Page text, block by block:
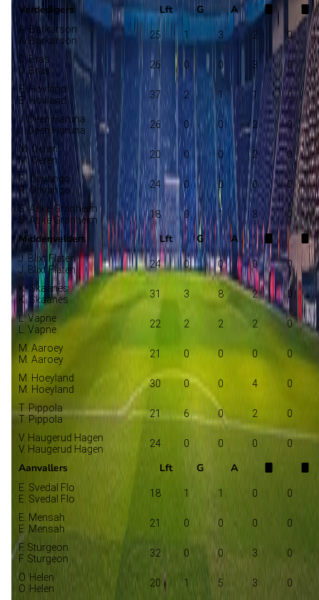
Verdedigers Lft G A
A. Barkarson
A. Barkarson
25 1 3 2 0
D. Bras
D. Bras
26 0 0 3 0
E. Hovland
E. Hovland
37 2 1 1 0
J. Deen Haruna
J. Deen Haruna
26 0 0 2 0
M. Oeren
M. Oeren
20 0 0 2 0
R. Onyango
R. Onyango
24 0 0 0 0
S. Aske Granheim
S. Aske Granheim
18 0 1 3 0
Middenvelders Lft G A
J. Blixt Flaten
J. Blixt Flaten
24 0 0 0 0
K. Skaanes
K. Skaanes
31 3 8 2 0
L. Vapne
L. Vapne
22 2 2 2 0
M. Aaroey
M. Aaroey
21 0 0 0 0
M. Hoeyland
M. Hoeyland
30 0 0 4 0
T. Pippola
T. Pippola
21 6 0 2 0
V. Haugerud Hagen
V. Haugerud Hagen
24 0 0 0 0
Aanvallers Lft G A
E. Svedal Flo
E. Svedal Flo
18 1 1 0 0
E. Mensah
E. Mensah
21 0 0 0 0
F. Sturgeon
F. Sturgeon
32 0 0 3 0
O. Helen
O. Helen
20 1 5 3 0